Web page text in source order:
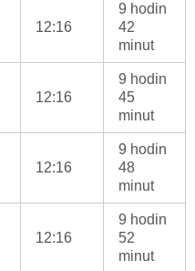
12:16
9 hodin
42
minut
12:16
9 hodin
45
minut
12:16
9 hodin
48
minut
12:16
9 hodin
52
minut